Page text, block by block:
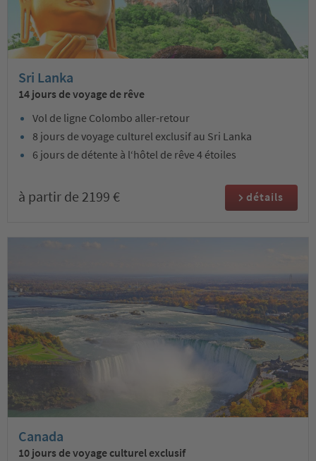
Sri Lanka
14 jours de voyage de rêve
Vol de ligne Colombo aller-retour
8 jours de voyage culturel exclusif au Sri Lanka
6 jours de détente à l‘hôtel de rêve 4 étoiles
à partir de 2199 € détails
Canada
10 jours de voyage culturel exclusif